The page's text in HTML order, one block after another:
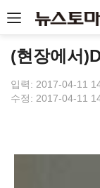
(현장에서
입력: 2017-04-11
수정: 2017-04-11